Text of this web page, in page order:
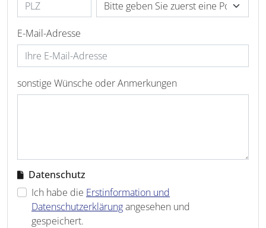
E-Mail-Adresse
sonstige Wünsche oder Anmerkungen
Datenschutz
Ich habe die Erstinformation und
Datenschutzerklärungangesehen und
gespeichert.